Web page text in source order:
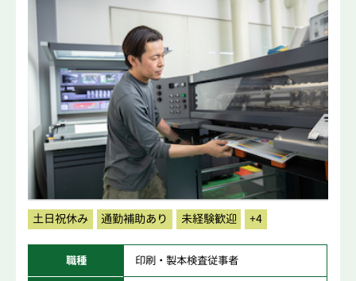
土日祝休み 通勤補助あり 未経験歓迎 +4
職種 印刷・製本検査従事者